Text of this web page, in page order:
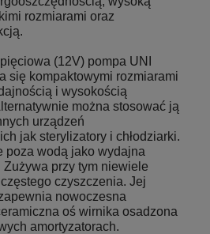
zł
rozmiarami oraz
(12V) pompa UNI
się kompaktowymi rozmiarami
i wysokością
można stosować ją
urządzeń
jak sterylizatory i chłodziarki.
poza wodą jako wydajna
Zużywa przy tym niewiele
czyszczenia. Jej
nowoczesna
oś wirnika osadzona
amortyzatorach.